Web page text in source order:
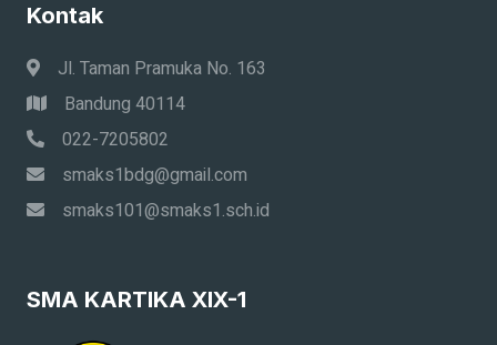
Kontak
Jl. Taman Pramuka No. 163
Bandung 40114
022-7205802
smaks1bdg@gmail.com
smaks101@smaks1.sch.id
SMA KARTIKA XIX-1